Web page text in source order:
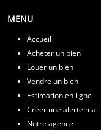
MENU
Accueil
Acheter un bien
Louer un bien
Vendre un bien
Estimation en ligne
Créer une alerte mail
Notre agence